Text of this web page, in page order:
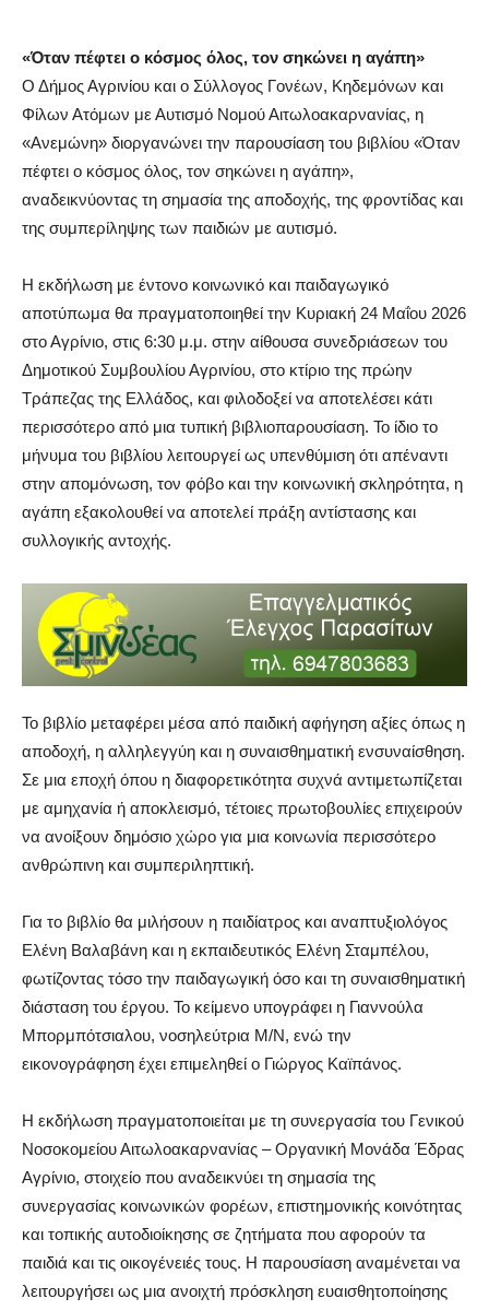
«Όταν πέφτει ο κόσμος όλος, τον σηκώνει η αγάπη»
Ο Δήμος Αγρινίου και ο Σύλλογος Γονέων, Κηδεμόνων και
Φίλων Ατόμων με Αυτισμό Νομού Αιτωλοακαρνανίας, η
«Ανεμώνη» διοργανώνει την παρουσίαση του βιβλίου «Όταν
πέφτει ο κόσμος όλος, τον σηκώνει η αγάπη»,
αναδεικνύοντας τη σημασία της αποδοχής, της φροντίδας και
της συμπερίληψης των παιδιών με αυτισμό.
Η εκδήλωση με έντονο κοινωνικό και παιδαγωγικό
αποτύπωμα θα πραγματοποιηθεί την Κυριακή 24 Μαΐου 2026
στο Αγρίνιο, στις 6:30 μ.μ. στην αίθουσα συνεδριάσεων του
Δημοτικού Συμβουλίου Αγρινίου, στο κτίριο της πρώην
Τράπεζας της Ελλάδος, και φιλοδοξεί να αποτελέσει κάτι
περισσότερο από μια τυπική βιβλιοπαρουσίαση. Το ίδιο το
μήνυμα του βιβλίου λειτουργεί ως υπενθύμιση ότι απέναντι
στην απομόνωση, τον φόβο και την κοινωνική σκληρότητα, η
αγάπη εξακολουθεί να αποτελεί πράξη αντίστασης και
συλλογικής αντοχής.
Το βιβλίο μεταφέρει μέσα από παιδική αφήγηση αξίες όπως η
αποδοχή, η αλληλεγγύη και η συναισθηματική ενσυναίσθηση.
Σε μια εποχή όπου η διαφορετικότητα συχνά αντιμετωπίζεται
με αμηχανία ή αποκλεισμό, τέτοιες πρωτοβουλίες επιχειρούν
να ανοίξουν δημόσιο χώρο για μια κοινωνία περισσότερο
ανθρώπινη και συμπεριληπτική.
Για το βιβλίο θα μιλήσουν η παιδίατρος και αναπτυξιολόγος
Ελένη Βαλαβάνη και η εκπαιδευτικός Ελένη Σταμπέλου,
φωτίζοντας τόσο την παιδαγωγική όσο και τη συναισθηματική
διάσταση του έργου. Το κείμενο υπογράφει η Γιαννούλα
Μπορμπότσιαλου, νοσηλεύτρια Μ/Ν, ενώ την
εικονογράφηση έχει επιμεληθεί ο Γιώργος Καϊπάνος.
Η εκδήλωση πραγματοποιείται με τη συνεργασία του Γενικού
Νοσοκομείου Αιτωλοακαρνανίας – Οργανική Μονάδα Έδρας
Αγρίνιο, στοιχείο που αναδεικνύει τη σημασία της
συνεργασίας κοινωνικών φορέων, επιστημονικής κοινότητας
και τοπικής αυτοδιοίκησης σε ζητήματα που αφορούν τα
παιδιά και τις οικογένειές τους. Η παρουσίαση αναμένεται να
λειτουργήσει ως μια ανοιχτή πρόσκληση ευαισθητοποίησης